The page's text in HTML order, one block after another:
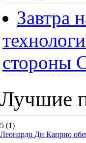
Завтра
стороны
Лучшие
5 (1)
Леонардо Ди Каприо